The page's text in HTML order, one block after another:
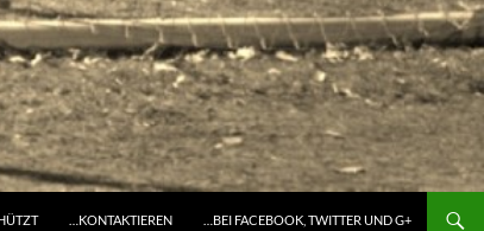
…KONTAKTIEREN …BEI FACEBOOK, TWITTER UND G+